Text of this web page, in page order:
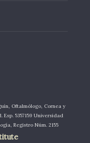
Oftalmólogo, Cornea y
5357159 Universidad
Registro Núm. 2155